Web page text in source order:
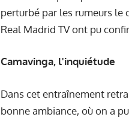
perturbé par les rumeurs le
Real Madrid TV ont pu
Camavinga, l'inquiétude
Dans cet entraînement
bonne ambiance, où on a